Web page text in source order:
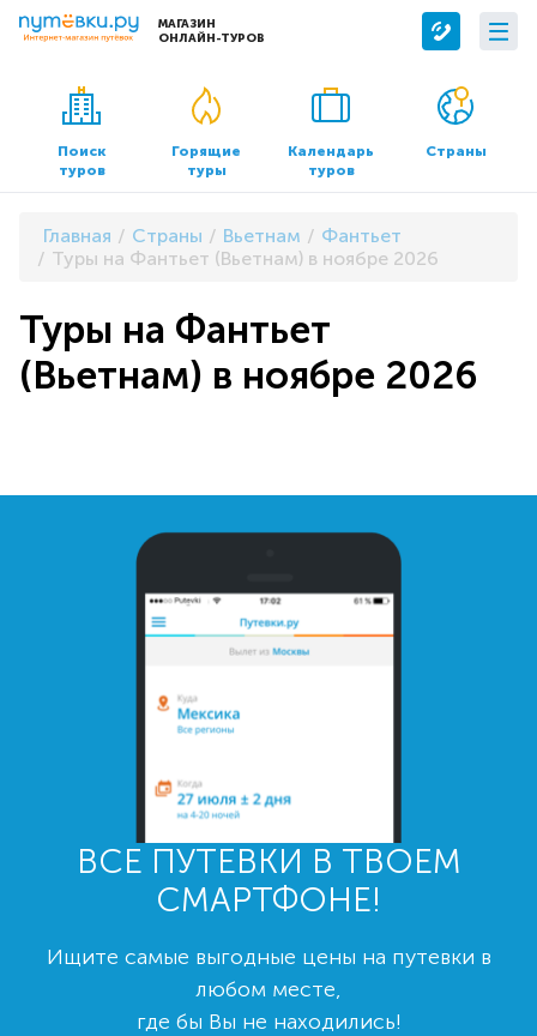
МАГАЗИН
ОНЛАЙН-ТУРОВ
Сервисы
Бронирование отелей
Трансфер
О компании
О нас
Контакты
Документы и реквизиты
Поиск
туров
Горящие
туры
Календарь
туров
Страны
Главная Страны Вьетнам
Фантьет
Туры на Фантьет (Вьетнам) в ноябре 2026
Туры на Фантьет
(Вьетнам) в ноябре 2026
ВСЕ ПУТЕВКИ В ТВОЕМ
СМАРТФОНЕ!
Ищите самые выгодные цены на путевки в
любом месте,
где бы Вы не находились!